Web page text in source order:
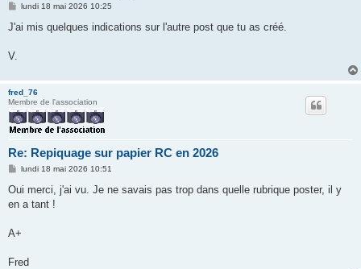
M
s
lundi 18 mai 2026 10:25
J'ai mis quelques indications sur l'autre post que tu as créé.
V.
fred_76
Membre de l'association
Re: Repiquage sur papier RC en 2026
M
s
a
lundi 18 mai 2026 10:51
Oui merci, j'ai vu. Je ne savais pas trop dans quelle rubrique poster, il y
en a tant !
A+
Fred